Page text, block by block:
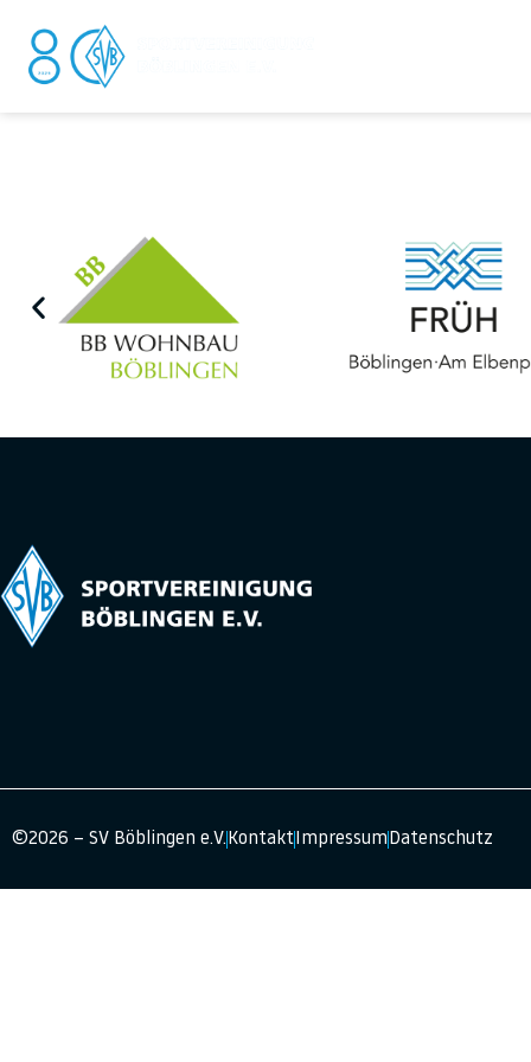
©2026 – SV Böblingen e.V.KontaktImpressumDatenschutz